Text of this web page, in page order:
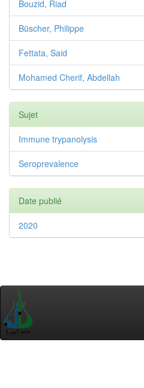
Bouzid, Riad
Büscher, Philippe
Fettata, Said
Mohamed Cherif, Abdellah
Sujet
Immune trypanolysis
Seroprevalence
Date publié
2020